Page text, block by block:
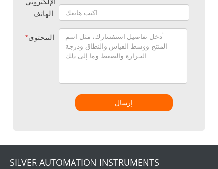
الهاتف
*المحتوى
إرسال
SILVER AUTOMATION INSTRUMENTS